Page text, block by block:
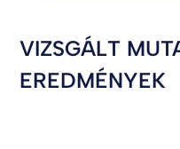
VIZSGÁLT
EREDMÉNYEK